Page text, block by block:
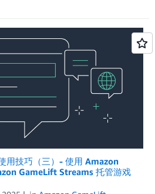
用技巧（三）- 使用 Amazon
GameLift Streams 托管游戏